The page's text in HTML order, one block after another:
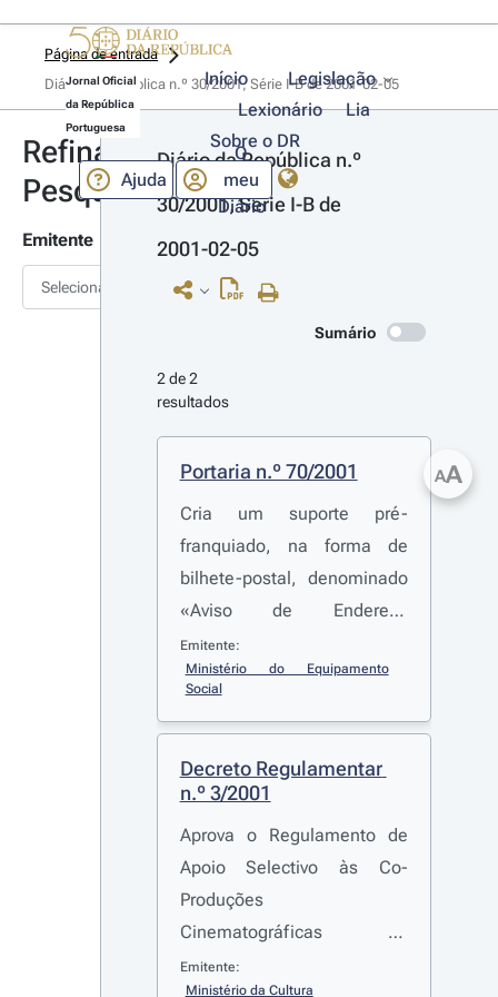
Jornal Oficial
da República
Portuguesa
Início
Legislação
Lexionário
Lia
Sobre o DR
Ajuda
O
meu
Diário
Página de entrada
Diário da República n.º 30/2001, Série I-B de 2001-02-05
Refinar
Pesquisa
Emitente
Selecionar
Diário da República n.º
30/2001, Série I-B de
2001-02-05
Sumário
2 de 2
resultados
Portaria n.º 70/2001
Cria um suporte pré-
franquiado, na forma de
bilhete-postal, denominado
«Aviso de Endereço
Alterado»
Emitente:
Ministério do Equipamento
Social
Decreto Regulamentar
n.º 3/2001
Aprova o Regulamento de
Apoio Selectivo às Co-
Produções
Cinematográficas de
Longas-Metragens de
Emitente:
Ministério da Cultura
AA